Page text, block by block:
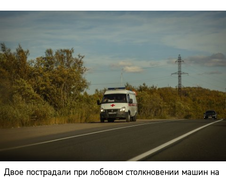
Двое пострадали при лобовом столкновении машин на